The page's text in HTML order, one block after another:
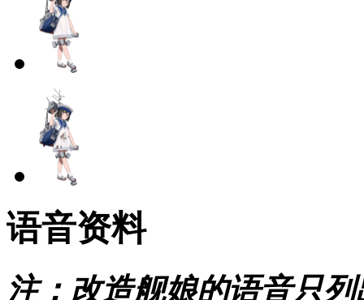
语音资料
注：改造舰娘的语音只